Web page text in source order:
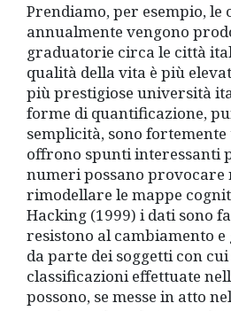
Prendiamo, per esempio, le
annualmente vengono
graduatorie circa le città
qualità della vita è più
più prestigiose università
forme di quantificazione,
semplicità, sono
offrono spunti interessanti
numeri possano provocare
rimodellare le mappe
Hacking (1999) i dati sono
resistono al cambiamento
da parte dei soggetti con
classificazioni effettuate
possono, se messe in atto